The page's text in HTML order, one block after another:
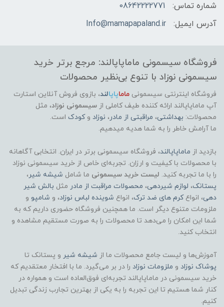
شماره تماس:
08642222771
آدرس ایمیل:
Info@mamapapaland.ir
فروشگاه سیسمونی ماماپاپالند: مرجع برتر خرید
سیسمونی نوزاد با تنوع بی‌نظیر محصولات
فروشگاه اینترنتی سیسمونی ماماپاپالند، بازوی فروش آنلاین استارت
آپ ماماپاپالند ارائه کننده طیف کاملی از سیسمونی نوزاد، مثل
محصولات: بهداشتی، مراقبتی از مادر، نوزاد وکودک است.
ما آرامش خاطر را به شما هدیه میدهیم.
بازدید از ماماپاپالند، فروشگاه سیسمونی برتر در ایران. انتخابی آگاهانه
با محصولات با کیفیت و ارزان. تجربه‌ای خاص از خرید سیسمونی نوزاد
را با ما تجربه کنید. لیست خرید سیسمونی ما شامل شیشه شیر،
پستانک، لوازم شیردهی، محصولات مراقبت از مادر مثل بالش شیر
دهی، انواعکرم های ضد ترک، انواع شوینده لباس نوزاد، و شامپو و
ملزومات متنوع دیگر است. ما همچنین فروشگاه حضوری داریم که به
شما این امکان را می‌دهد تا محصولات را به صورت مستقیم مشاهده و
انتخاب کنید.
آموزش‌ها و لیست جامع محصولات ما از شیشه شیر و پستانک تا
پوشاک نوزاد و ملزومات نوزاد را در بر می‌گیرد. ما با افتخار معتقدیم که
خرید سیسمونی در ماماپاپالند تجربه‌ای فوق‌العاده است و همواره در
کنار شما هستیم تا این تجربه را به یکی از بهترین تجارب زندگی تبدیل
کنیم.